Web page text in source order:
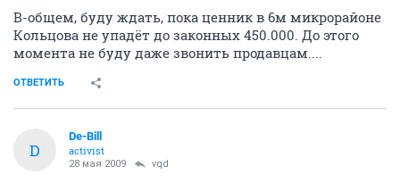
В-общем, буду ждать, пока ценник в 6м микрорайоне
Кольцова не упадёт до законных 450.000. До этого
момента не буду даже звонить продавцам....
ОТВЕТИТЬ
D
De-Bill
activist
28 мая 2009 vqd